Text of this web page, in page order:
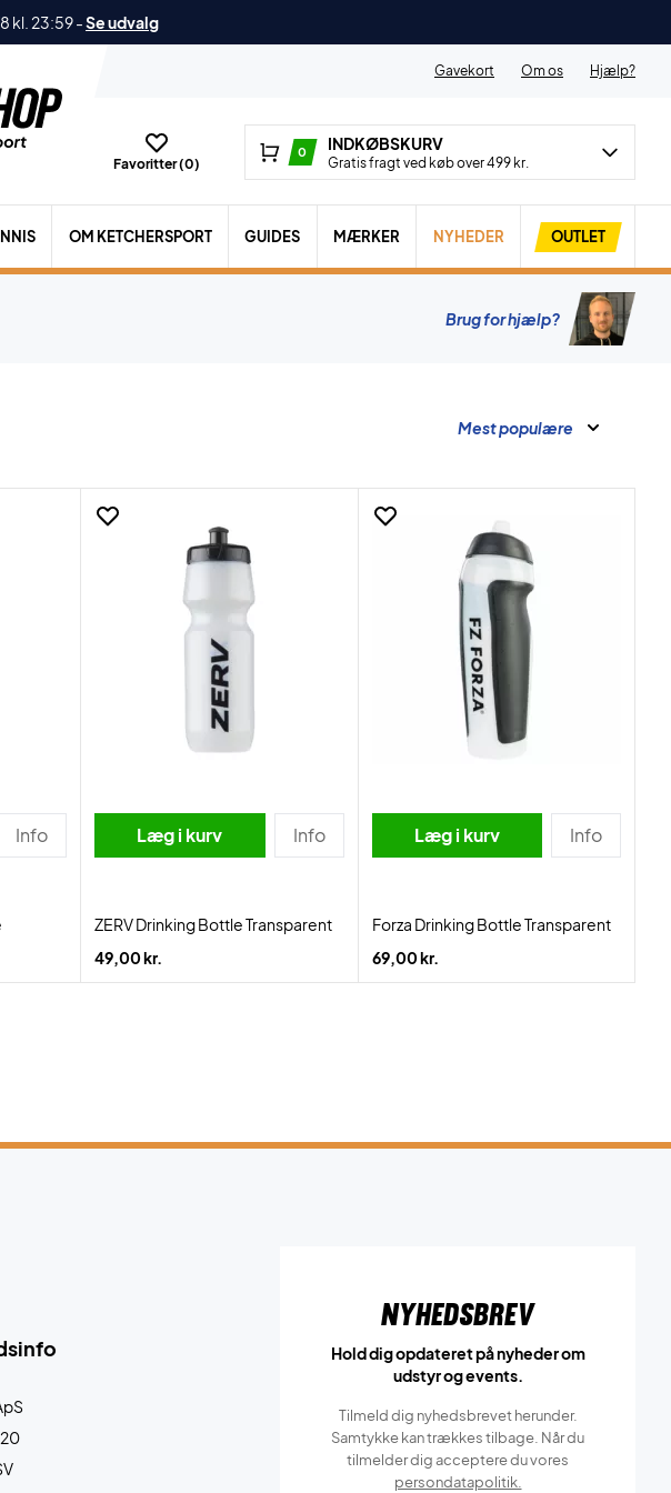
kl. 23:59-Se udvalg
Gavekort Om os Hjælp?
Favoritter (0)
0 INDKØBSKURV
Gratis fragt ved køb over 499 kr.
OM KETCHERSPORT GUIDES MÆRKER NYHEDER OUTLET
Brug for hjælp?
Mest populære
Info Læg i kurv Info
ZERV Drinking Bottle Transparent
49,00 kr.
Læg i kurv Info
Forza Drinking Bottle Transparent
69,00 kr.
Nyhedsbrev
Hold dig opdateret på nyheder om
udstyr og events.
Tilmeld dig nyhedsbrevet herunder.
Samtykke kan trækkes tilbage. Når du
tilmelder dig acceptere du vores
persondatapolitik.